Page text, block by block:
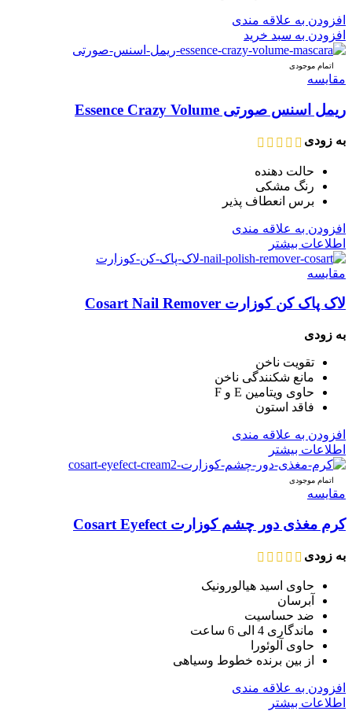
افزودن به علاقه مندی
افزودن به سبد خرید
اتمام موجودی
مقایسه
ریمل اسنس صورتی Essence Crazy Volume
به زودی
حالت دهنده
رنگ مشکی
برس انعطاف پذیر
افزودن به علاقه مندی
اطلاعات بیشتر
مقایسه
لاک پاک کن کوزارت Cosart Nail Remover
به زودی
تقویت ناخن
مانع شکنندگی ناخن
حاوی ویتامین E و F
فاقد استون
افزودن به علاقه مندی
اطلاعات بیشتر
اتمام موجودی
مقایسه
کرم مغذی دور چشم کوزارت Cosart Eyefect
به زودی
حاوی اسید هیالورونیک
آبرسان
ضد حساسیت
ماندگاری 4 الی 6 ساعت
حاوی آلوئورا
از بین برنده خطوط وسیاهی
افزودن به علاقه مندی
اطلاعات بیشتر